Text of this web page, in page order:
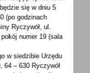
się w dniu 5
(po godzinach
Ryczywół, ul.
pokójnumer 19 (sala
w siedzibie Urzędu
64 – 630 Ryczywół